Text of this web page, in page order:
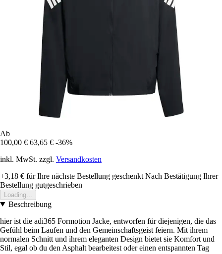
Ab
100,00 € 63,65 € -36%
inkl. MwSt. zzgl. Versandkosten
+3,18 € für Ihre nächste Bestellung geschenkt Nach Bestätigung Ihrer
Bestellung gutgeschrieben
Loading...
Beschreibung
hier ist die adi365 Formotion Jacke, entworfen für diejenigen, die das
Gefühl beim Laufen und den Gemeinschaftsgeist feiern. Mit ihrem
normalen Schnitt und ihrem eleganten Design bietet sie Komfort und
Stil, egal ob du den Asphalt bearbeitest oder einen entspannten Tag